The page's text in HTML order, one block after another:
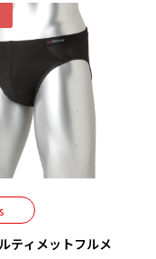
ティメットフルメ